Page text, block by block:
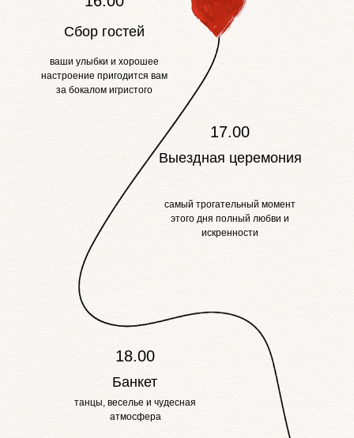
Сбор гостей
ваши улыбки и хорошее
настроение пригодится вам
за бокалом игристого
самый трогательный момент
этого дня полный любви и
искренности
танцы, веселье и чудесная
атмосфера
Выездная церемония
Банкет
17.00
18.00